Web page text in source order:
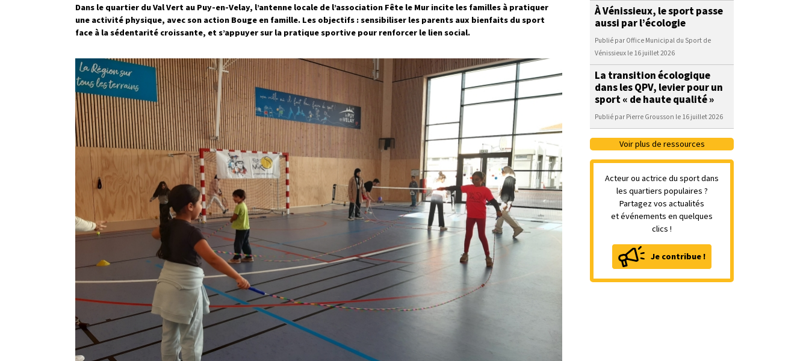
Dans le quartier du Val Vert au Puy-en-Velay, l’antenne locale de l’association Fête le Mur incite les familles à pratiquer
une activité physique, avec son action Bouge en famille. Les objectifs : sensibiliser les parents aux bienfaits du sport
face à la sédentarité croissante, et s’appuyer sur la pratique sportive pour renforcer le lien social.
À Vénissieux, le sport passe
aussi par l’écologie
Publié par Office Municipal du Sport de
Vénissieux le 16 juillet 2026
La transition écologique
dans les QPV, levier pour un
sport « de haute qualité »
Publié par Pierre Grousson le 16 juillet 2026
Voir plus de ressources
Acteur ou actrice du sport dans
les quartiers populaires ?
Partagez vos actualités
et événements en quelques
clics !
Je contribue !